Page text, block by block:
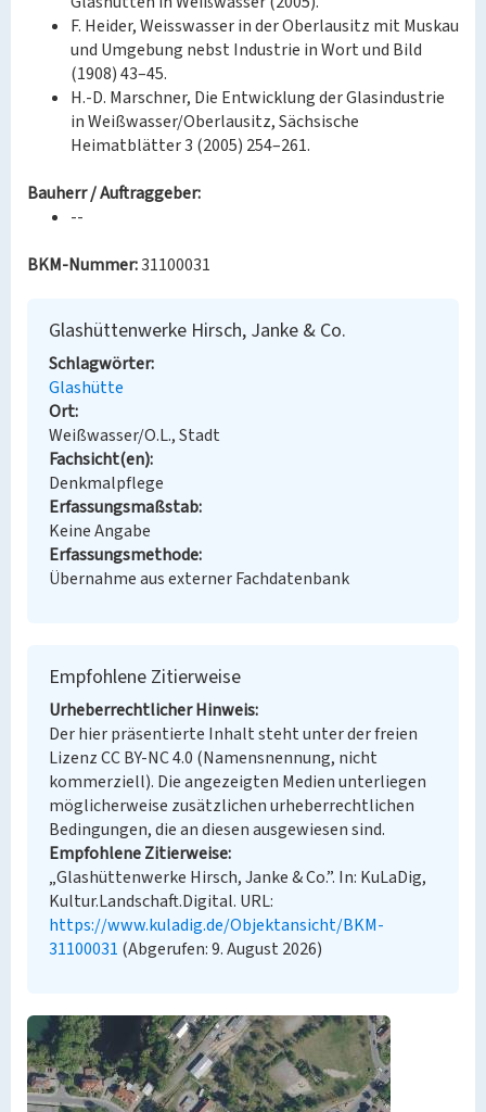
F. Heider, Weisswasser in der Oberlausitz mit Muskau
und Umgebung nebst Industrie in Wort und Bild
(1908) 43–45.
H.-D. Marschner, Die Entwicklung der Glasindustrie
in Weißwasser/Oberlausitz, Sächsische
Heimatblätter 3 (2005) 254–261.
Bauherr / Auftraggeber:
--
BKM-Nummer:31100031
Glashüttenwerke Hirsch, Janke & Co.
Schlagwörter
Glashütte
Ort
Weißwasser/O.L., Stadt
Fachsicht(en)
Denkmalpflege
Erfassungsmaßstab
Keine Angabe
Erfassungsmethode
Übernahme aus externer Fachdatenbank
Empfohlene Zitierweise
Urheberrechtlicher Hinweis
Der hier präsentierte Inhalt steht unter der freien
Lizenz CC BY-NC 4.0 (Namensnennung, nicht
kommerziell). Die angezeigten Medien unterliegen
möglicherweise zusätzlichen urheberrechtlichen
Bedingungen, die an diesen ausgewiesen sind.
Empfohlene Zitierweise
„Glashüttenwerke Hirsch, Janke & Co.”. In: KuLaDig,
Kultur.Landschaft.Digital. URL:
https://www.kuladig.de/Objektansicht/BKM-
31100031 (Abgerufen: 9. August 2026)